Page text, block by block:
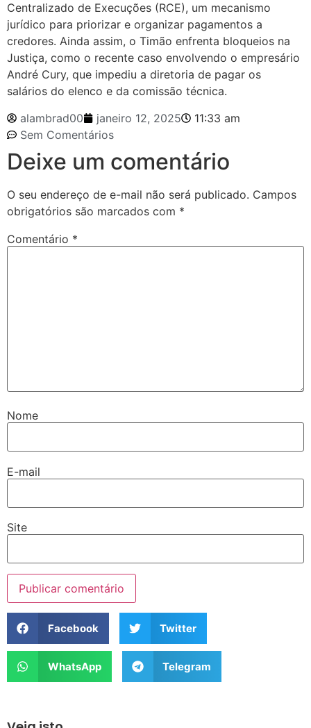
Centralizado de Execuções (RCE), um mecanismo
jurídico para priorizar e organizar pagamentos a
credores. Ainda assim, o Timão enfrenta bloqueios na
Justiça, como o recente caso envolvendo o empresário
André Cury, que impediu a diretoria de pagar os
salários do elenco e da comissão técnica.
alambrad00
janeiro 12, 2025
11:33 am
Sem Comentários
Deixe um comentário
O seu endereço de e-mail não será publicado. Campos
obrigatórios são marcados com *
Comentário *
Nome
E-mail
Site
Facebook Twitter
WhatsApp Telegram